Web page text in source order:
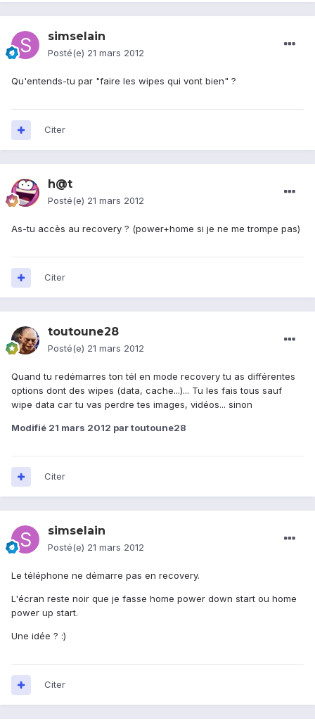
simselain
Posté(e) 21 mars 2012
Qu'entends-tu par "faire les wipes qui vont bien" ?
Citer
h@t
Posté(e) 21 mars 2012
As-tu accès au recovery ? (power+home si je ne me trompe pas)
Citer
toutoune28
Posté(e) 21 mars 2012
Quand tu redémarres ton tél en mode recovery tu as différentes
options dont des wipes (data, cache...)... Tu les fais tous sauf
wipe data car tu vas perdre tes images, vidéos... sinon
Modifié 21 mars 2012 par toutoune28
Citer
simselain
Posté(e) 21 mars 2012
Le téléphone ne démarre pas en recovery.
L'écran reste noir que je fasse home power down start ou home
power up start.
Une idée ? :)
Citer